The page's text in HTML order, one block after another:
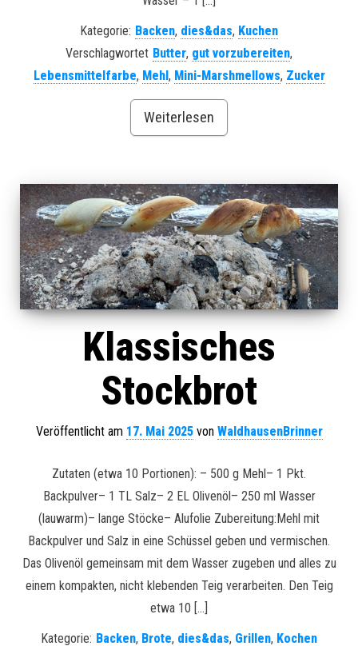
Kategorie: Backen, dies&das, Kuchen
Verschlagwortet Butter, gut vorzubereiten,
Lebensmittelfarbe, Mehl , Mini-Marshmellows, Zucker
Weiterlesen
Klassisches
Stockbrot
Veröffentlicht am 17. Mai 2025von WaldhausenBrinner
Zutaten (etwa 10 Portionen): – 500 g Mehl– 1 Pkt.
Backpulver– 1 TL Salz– 2 EL Olivenöl– 250 ml Wasser
(lauwarm)– lange Stöcke– Alufolie Zubereitung:Mehl mit
Backpulver und Salz in eine Schüssel geben und vermischen.
Das Olivenöl gemeinsam mit dem Wasser zugeben und alles zu
einem kompakten, nicht klebenden Teig verarbeiten. Den Teig
etwa 10 […]
Kategorie: Backen, Brote, dies&das, Grillen, Kochen